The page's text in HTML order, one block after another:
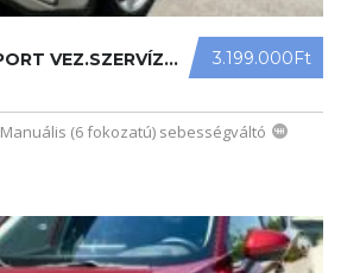
3.199.000Ft
HONDA CIVIC 1.8 SPORT VEZ.SZERVÍZK ...
Manuális (6 fokozatú) sebességváltó